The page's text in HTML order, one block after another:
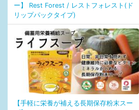
ー】 Rest Forest / レストフォレスト(ド
リップパックタイプ)
【手軽に栄養が補える長期保存粉末スー